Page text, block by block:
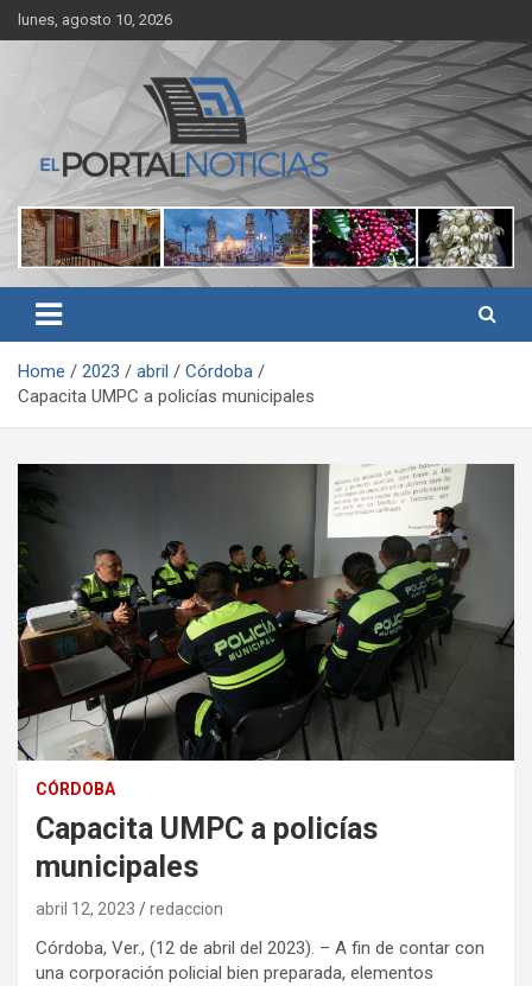
Skip
to
lunes, agosto 10, 2026
El Portal Noticias
Noticias de Córdoba, Veracruz y al región
Home 2023 abril
Córdoba
Capacita UMPC a policías municipales
CÓRDOBA
Capacita UMPC a policías
municipales
abril 12, 2023 redaccion
Córdoba, Ver., (12 de abril del 2023). – A fin de contar con
una corporación policial bien preparada, elementos